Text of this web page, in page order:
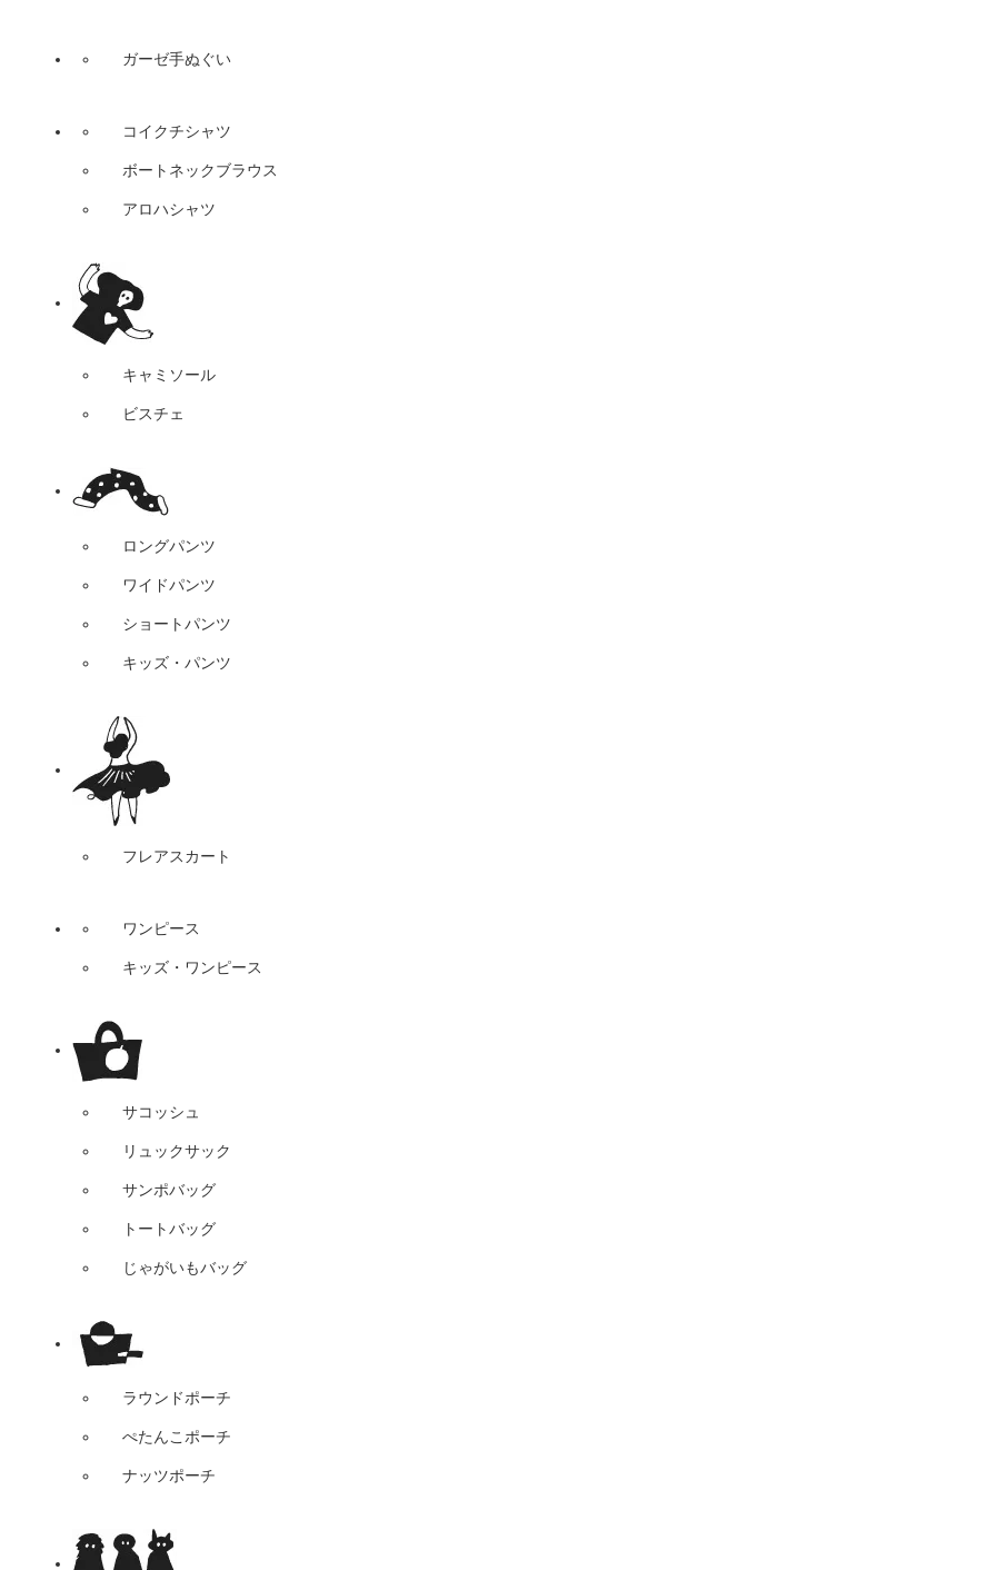
ガーゼ手ぬぐい
コイクチシャツ
ボートネックブラウス
アロハシャツ
キャミソール
ビスチェ
ロングパンツ
ワイドパンツ
ショートパンツ
キッズ・パンツ
フレアスカート
ワンピース
キッズ・ワンピース
サコッシュ
リュックサック
サンポバッグ
トートバッグ
じゃがいもバッグ
ラウンドポーチ
ぺたんこポーチ
ナッツポーチ